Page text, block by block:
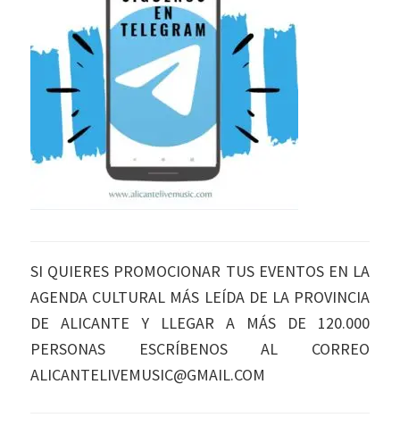
SI QUIERES PROMOCIONAR TUS EVENTOS EN LA
AGENDA CULTURAL MÁS LEÍDA DE LA PROVINCIA
DE ALICANTE Y LLEGAR A MÁS DE 120.000
PERSONAS ESCRÍBENOS AL CORREO
ALICANTELIVEMUSIC@GMAIL.COM